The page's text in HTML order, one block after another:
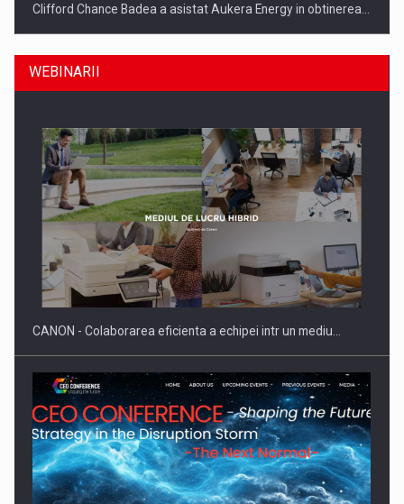
Clifford Chance Badea a asistat Aukera Energy in obtinerea…
SAPTE PERSONALITATI DIN MEDIUL DE AFACERI, ACADEMIC
SI INSTITUTIONAL…
WEBINARII
CANON - Colaborarea eficienta a echipei intr un mediu…